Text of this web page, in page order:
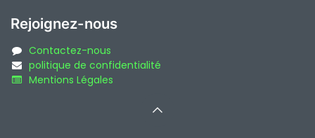
Rejoignez-nous
Contactez-nous
politique de confidentialité
Mentions Légales